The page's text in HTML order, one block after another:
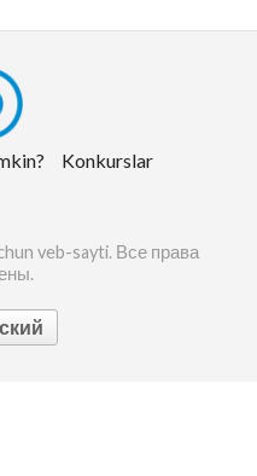
Konkurslar
veb-sayti. Все права